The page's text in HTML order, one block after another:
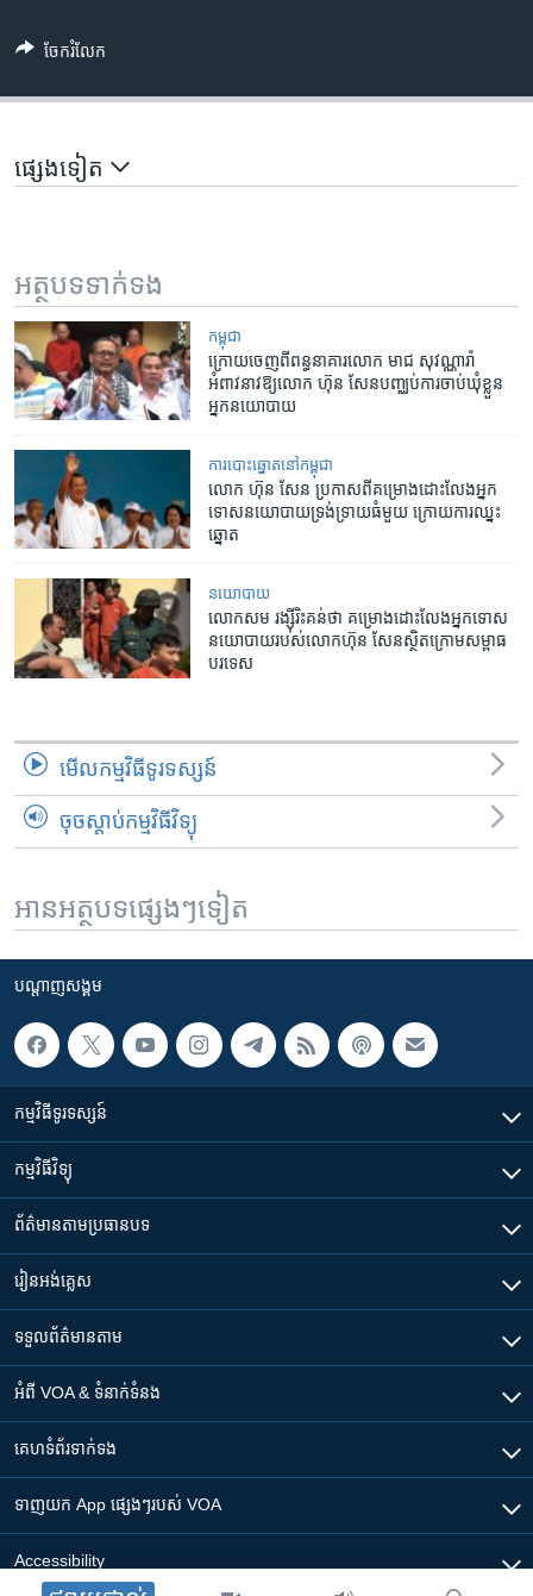
ចែករំលែក
ផ្សេង​ទៀត
អត្ថបទ​ទាក់ទង
កម្ពុជា
ក្រោយ​ចេញ​ពី​ពន្ធនាគារ​លោក ​មាជ សុវណ្ណារ៉ា​ ​
អំពាវនាវ​ឱ្យ​លោក​ ​ហ៊ុន សែន​បញ្ឈប់​ការ​ចាប់​ឃុំខ្លួន​
អ្នក​នយោបាយ
​ការ​បោះឆ្នោត​​នៅ​កម្ពុជា
លោក ​ហ៊ុន សែន​ ​ប្រកាស​ពី​គម្រោង​ដោះលែង​អ្នក​
ទោស​នយោបាយទ្រង់ទ្រាយ​ធំមួយ​ ​ក្រោយ​ការ​ឈ្នះ​
ឆ្នោត
នយោបាយ
លោក​សម រង្ស៊ី​រិះគន់​ថា ​គម្រោង​ដោះលែង​អ្នកទោស​
នយោបាយ​របស់​លោក​ហ៊ុន សែន​​​ស្ថិត​ក្រោម​សម្ពាធ​
បរទេស​
មើល​កម្មវិធី​ទូរទស្សន៍
ចុចស្តាប់កម្មវិធីវិទ្យុ
អានអត្ថបទផ្សេងៗទៀត
បណ្តាញ​សង្គម
កម្មវិធី​ទូរទស្សន៍
កម្មវិធី​វិទ្យុ
ព័ត៌មាន​តាមប្រធានបទ​
រៀន​​អង់គ្លេស
ទទួល​ព័ត៌មាន​តាម
អំពី​ VOA & ទំនាក់ទំនង
គេហទំព័រ​​ទាក់ទង
ទាញយក​ App ផ្សេងៗ​របស់​ VOA
Accessibility